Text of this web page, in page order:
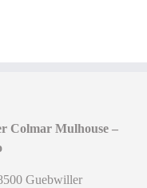
Colmar Mulhouse –
Guebwiller